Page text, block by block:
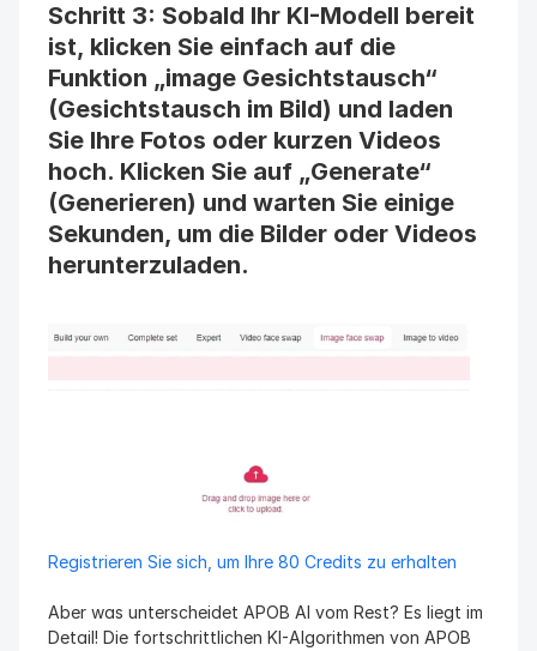
Schritt 3: Sobald Ihr KI-Modell bereit
ist, klicken Sie einfach auf die
Funktion „image Gesichtstausch“
(Gesichtstausch im Bild) und laden
Sie Ihre Fotos oder kurzen Videos
hoch. Klicken Sie auf „Generate“
(Generieren) und warten Sie einige
Sekunden, um die Bilder oder Videos
herunterzuladen.
Registrieren Sie sich, um Ihre 80 Credits zu erhalten
Aber was unterscheidet APOB AI vom Rest? Es liegt im
Detail! Die fortschrittlichen KI-Algorithmen von APOB